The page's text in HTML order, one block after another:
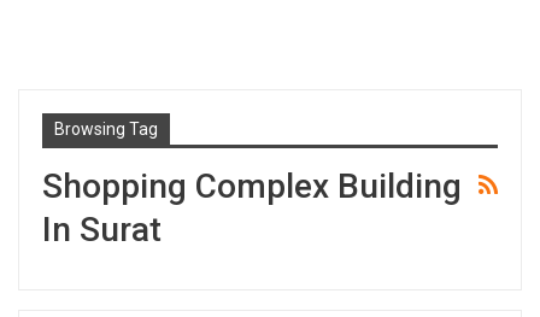
Browsing Tag
Shopping Complex Building
In Surat